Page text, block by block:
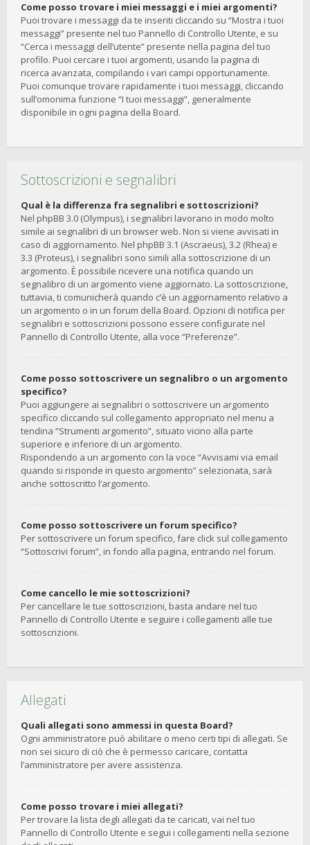
Come posso trovare i miei messaggi e i miei argomenti?
Puoi trovare i messaggi da te inseriti cliccando su “Mostra i tuoi
messaggi” presente nel tuo Pannello di Controllo Utente, e su
“Cerca i messaggi dell’utente” presente nella pagina del tuo
profilo. Puoi cercare i tuoi argomenti, usando la pagina di
ricerca avanzata, compilando i vari campi opportunamente.
Puoi comunque trovare rapidamente i tuoi messaggi, cliccando
sull’omonima funzione “I tuoi messaggi”, generalmente
disponibile in ogni pagina della Board.
Sottoscrizioni e segnalibri
Qual è la differenza fra segnalibri e sottoscrizioni?
Nel phpBB 3.0 (Olympus), i segnalibri lavorano in modo molto
simile ai segnalibri di un browser web. Non si viene avvisati in
caso di aggiornamento. Nel phpBB 3.1 (Ascraeus), 3.2 (Rhea) e
3.3 (Proteus), i segnalibri sono simili alla sottoscrizione di un
argomento. È possibile ricevere una notifica quando un
segnalibro di un argomento viene aggiornato. La sottoscrizione,
tuttavia, ti comunicherà quando c’è un aggiornamento relativo a
un argomento o in un forum della Board. Opzioni di notifica per
segnalibri e sottoscrizioni possono essere configurate nel
Pannello di Controllo Utente, alla voce “Preferenze”.
Come posso sottoscrivere un segnalibro o un argomento
specifico?
Puoi aggiungere ai segnalibri o sottoscrivere un argomento
specifico cliccando sul collegamento appropriato nel menu a
tendina “Strumenti argomento”, situato vicino alla parte
superiore e inferiore di un argomento.
Rispondendo a un argomento con la voce “Avvisami via email
quando si risponde in questo argomento” selezionata, sarà
anche sottoscritto l’argomento.
Come posso sottoscrivere un forum specifico?
Per sottoscrivere un forum specifico, fare click sul collegamento
“Sottoscrivi forum”, in fondo alla pagina, entrando nel forum.
Come cancello le mie sottoscrizioni?
Per cancellare le tue sottoscrizioni, basta andare nel tuo
Pannello di Controllo Utente e seguire i collegamenti alle tue
sottoscrizioni.
Allegati
Quali allegati sono ammessi in questa Board?
Ogni amministratore può abilitare o meno certi tipi di allegati. Se
non sei sicuro di ciò che è permesso caricare, contatta
l’amministratore per avere assistenza.
Come posso trovare i miei allegati?
Per trovare la lista degli allegati da te caricati, vai nel tuo
Pannello di Controllo Utente e segui i collegamenti nella sezione